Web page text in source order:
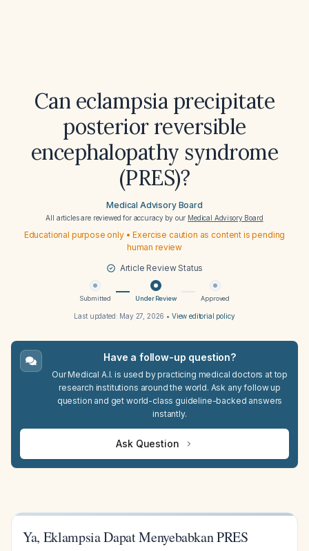
Can eclampsia precipitate
posterior reversible
encephalopathy syndrome
(PRES)?
Medical Advisory Board
All articles are reviewed for accuracy by our Medical Advisory Board
Educational purpose only • Exercise caution as content is pending
human review
Article Review Status
Submitted Under Review Approved
Last updated: May 27, 2026 • View editorial policy
Have a follow-up question?
Our Medical A.I. is used by practicing medical doctors at top
research institutions around the world. Ask any follow up
question and get world-class guideline-backed answers
instantly.
Ask Question
Ya, Eklampsia Dapat Menyebabkan PRES